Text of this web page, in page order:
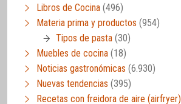
Libros de Cocina (496)
Materia prima y productos (954)
Tipos de pasta (30)
Muebles de cocina (18)
Noticias gastronómicas (6.930)
Nuevas tendencias (395)
Recetas con freidora de aire (airfryer)